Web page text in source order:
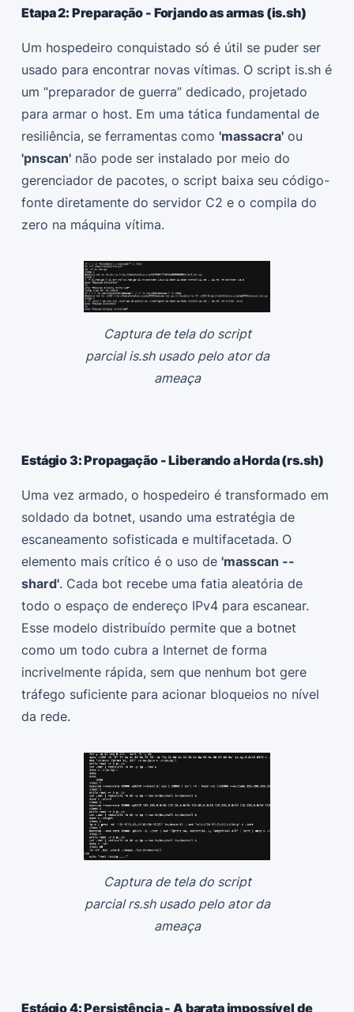
Etapa 2: Preparação - Forjando as armas (is.sh)
Um hospedeiro conquistado só é útil se puder ser
usado para encontrar novas vítimas. O script is.sh é
um “preparador de guerra” dedicado, projetado
para armar o host. Em uma tática fundamental de
resiliência, se ferramentas como'massacra' ou
'pnscan' não pode ser instalado por meio do
gerenciador de pacotes, o script baixa seu código-
fonte diretamente do servidor C2 e o compila do
zero na máquina vítima.
Captura de tela do script
parcial is.sh usado pelo ator da
ameaça
Estágio 3: Propagação - Liberando a Horda (rs.sh)
Uma vez armado, o hospedeiro é transformado em
soldado da botnet, usando uma estratégia de
escaneamento sofisticada e multifacetada. O
elemento mais crítico é o uso de'masscan --
shard'. Cada bot recebe uma fatia aleatória de
todo o espaço de endereço IPv4 para escanear.
Esse modelo distribuído permite que a botnet
como um todo cubra a Internet de forma
incrivelmente rápida, sem que nenhum bot gere
tráfego suficiente para acionar bloqueios no nível
da rede.
Captura de tela do script
parcial rs.sh usado pelo ator da
ameaça
Estágio 4: Persistência - A barata impossível de